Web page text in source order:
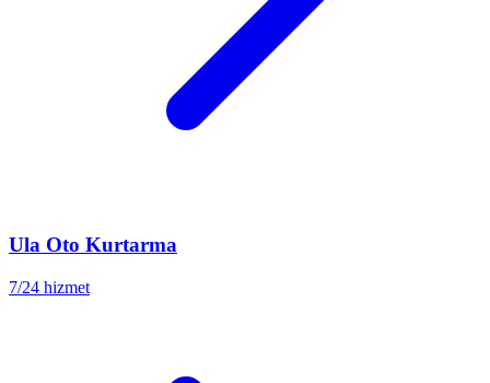
Ula Oto Kurtarma
7/24 hizmet